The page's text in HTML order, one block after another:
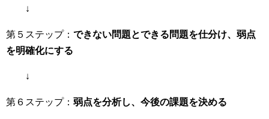
↓
第５ステップ： できない問題とできる問題を仕分け、弱点
を明確化にする
↓
第６ステップ： 弱点を分析し、今後の課題を決める